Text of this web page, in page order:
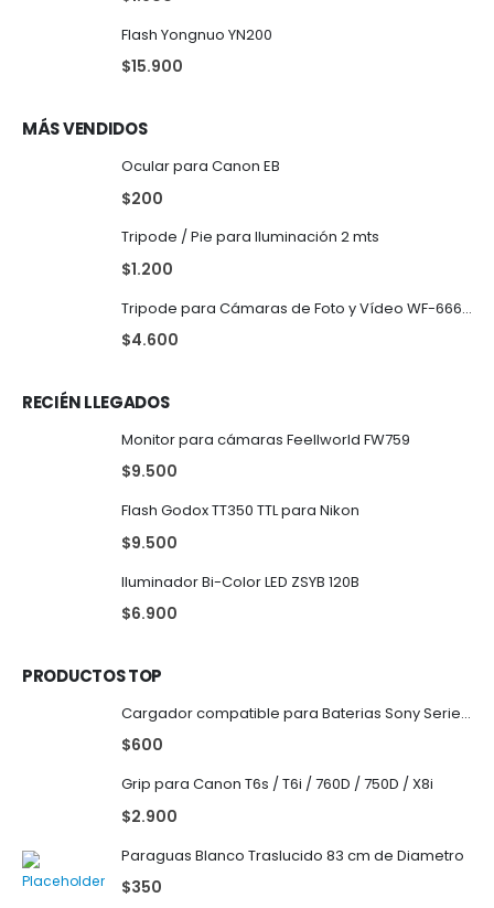
Flash Yongnuo YN200
$15.900
MÁS VENDIDOS
Ocular para Canon EB
$200
Tripode / Pie para Iluminación 2 mts
$1.200
Tripode para Cámaras de Foto y Vídeo WF-6663A
$4.600
RECIÉN LLEGADOS
Monitor para cámaras Feellworld FW759
$9.500
Flash Godox TT350 TTL para Nikon
$9.500
Iluminador Bi-Color LED ZSYB 120B
$6.900
PRODUCTOS TOP
Cargador compatible para Baterias Sony Serie NP-F..
$600
Grip para Canon T6s / T6i / 760D / 750D / X8i
$2.900
Paraguas Blanco Traslucido 83 cm de Diametro
$350